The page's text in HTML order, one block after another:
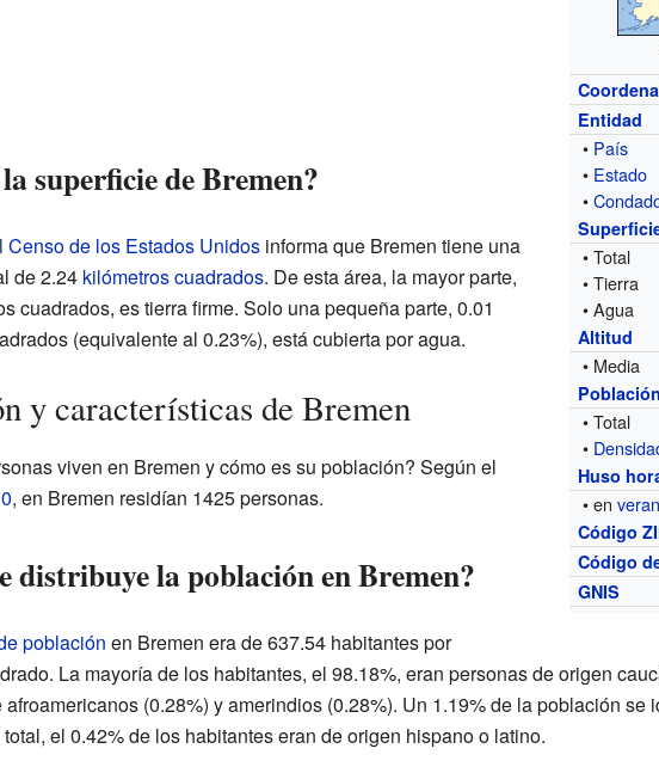
Entidad
• País
• Estado
•
• Total
• Tierra
• Agua
Altitud
• Media
Población
• Total
•
Huso
• en
Código
Código
GNIS
superficie de Bremen?
Censo de los Estados Unidosinforma que Bremen tiene una
de 2.24 kilómetros cuadrados. De esta área, la mayor parte,
cuadrados, es tierra firme. Solo una pequeña parte, 0.01
(equivalente al 0.23%), está cubierta por agua.
y características de Bremen
viven en Bremen y cómo es su población? Según el
, en Bremen residían 1425 personas.
distribuye la población en Bremen?
población en Bremen era de 637.54 habitantes por
La mayoría de los habitantes, el 98.18%, eran personas de origen
(0.28%) y amerindios (0.28%). Un 1.19% de la población se
el 0.42% de los habitantes eran de origen hispano o latino.